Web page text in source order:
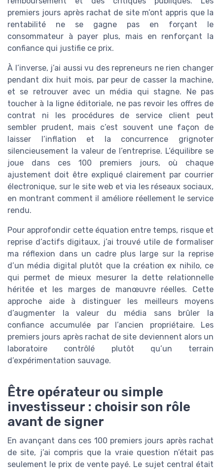
premiers jours après rachat de site m’ont appris que la
rentabilité ne se gagne pas en forçant le
consommateur à payer plus, mais en renforçant la
confiance qui justifie ce prix.
À l’inverse, j’ai aussi vu des repreneurs ne rien changer
pendant dix huit mois, par peur de casser la machine,
et se retrouver avec un média qui stagne. Ne pas
toucher à la ligne éditoriale, ne pas revoir les offres de
contrat ni les procédures de service client peut
sembler prudent, mais c’est souvent une façon de
laisser l’inflation et la concurrence grignoter
silencieusement la valeur de l’entreprise. L’équilibre se
joue dans ces 100 premiers jours, où chaque
ajustement doit être expliqué clairement par courrier
électronique, sur le site web et via les réseaux sociaux,
en montrant comment il améliore réellement le service
rendu.
Pour approfondir cette équation entre temps, risque et
reprise d’actifs digitaux, j’ai trouvé utile de formaliser
ma réflexion dans un cadre plus large sur la reprise
d’un média digital plutôt que la création ex nihilo, ce
qui permet de mieux mesurer la dette relationnelle
héritée et les marges de manœuvre réelles. Cette
approche aide à distinguer les meilleurs moyens
d’augmenter la valeur du média sans brûler la
confiance accumulée par l’ancien propriétaire. Les
premiers jours après rachat de site deviennent alors un
laboratoire contrôlé plutôt qu’un terrain
d’expérimentation sauvage.
Être opérateur ou simple
investisseur : choisir son rôle
avant de signer
En avançant dans ces 100 premiers jours après rachat
de site, j’ai compris que la vraie question n’était pas
seulement le prix de vente payé. Le sujet central était